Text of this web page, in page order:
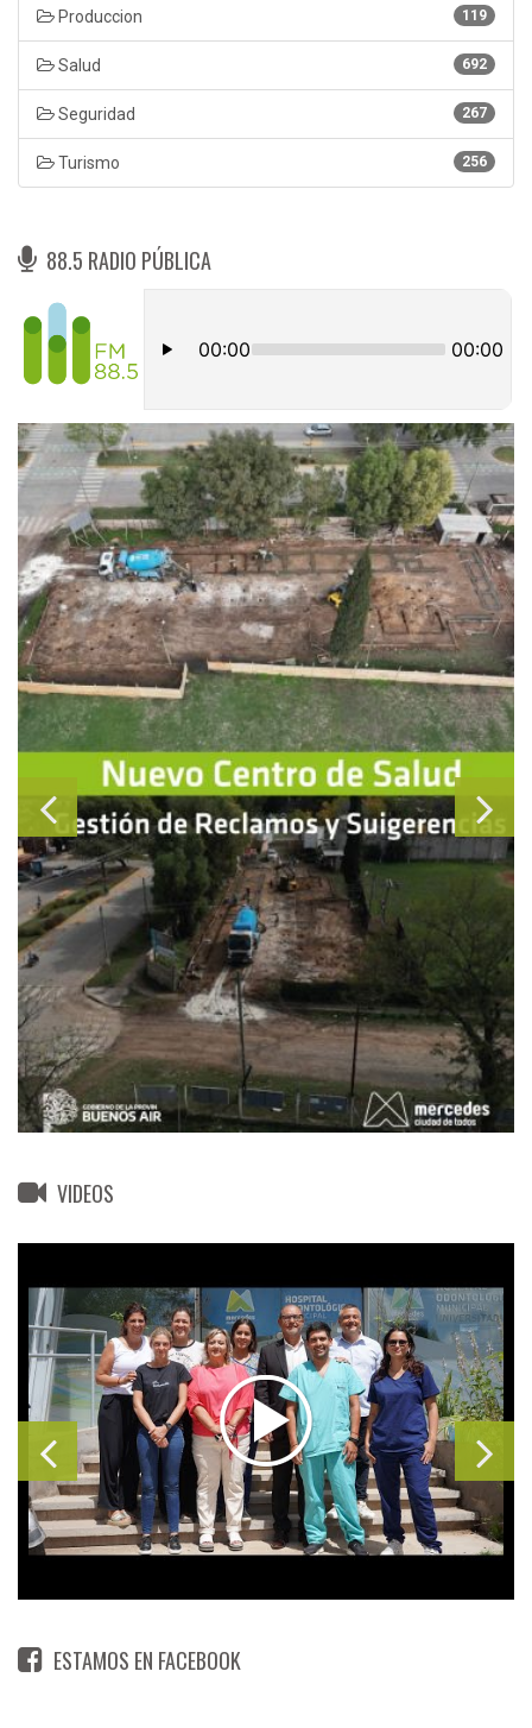
119
Produccion
692
Salud
267
Seguridad
256
Turismo
88.5 RADIO PÚBLICA
VIDEOS
ESTAMOS EN FACEBOOK